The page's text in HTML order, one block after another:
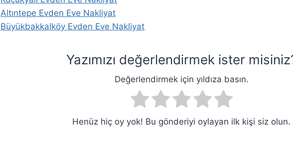
Altıntepe Evden Eve Nakliyat
Büyükbakkalköy Evden Eve Nakliyat
Yazımızı değerlendirmek ister
Değerlendirmek için yıldıza basın.
Henüz hiç oy yok! Bu gönderiyi oylayan ilk kişi siz olun.